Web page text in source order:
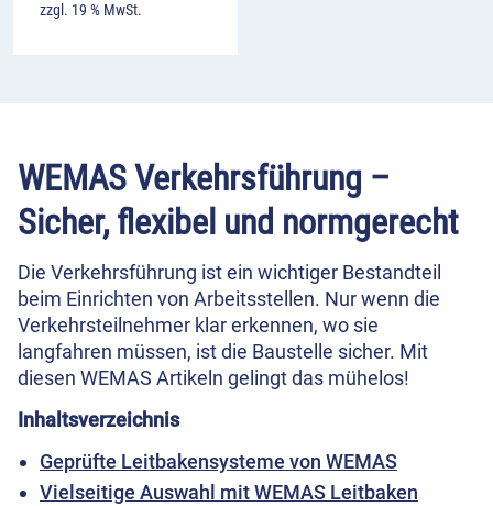
zzgl. 19 % MwSt.
WEMAS Verkehrsführung –
Sicher, flexibel und normgerecht
Die Verkehrsführung ist ein wichtiger Bestandteil
beim Einrichten von Arbeitsstellen. Nur wenn die
Verkehrsteilnehmer klar erkennen, wo sie
langfahren müssen, ist die Baustelle sicher. Mit
diesen WEMAS Artikeln gelingt das mühelos!
Inhaltsverzeichnis
Geprüfte Leitbakensysteme von WEMAS
Vielseitige Auswahl mit WEMAS Leitbaken